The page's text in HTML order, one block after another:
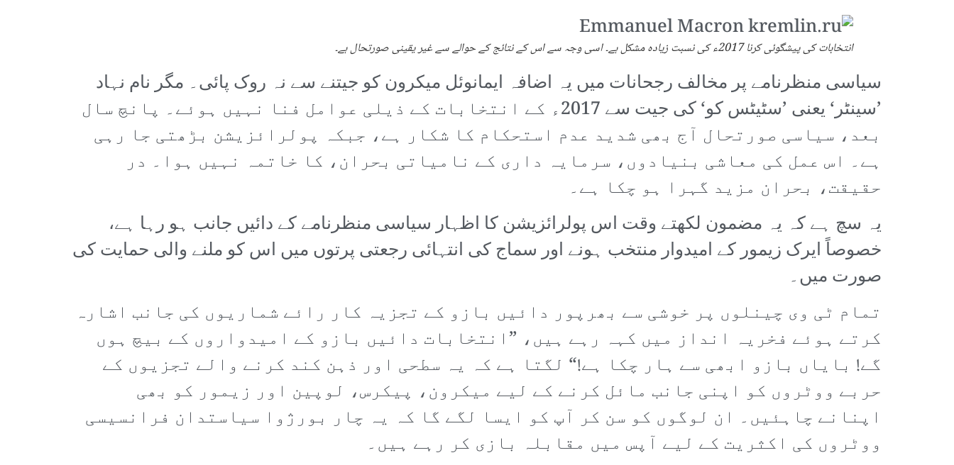
انتخابات کی پیشگوئی کرنا 2017ء کی نسبت زیادہ مشکل ہے۔ اسی وجہ سے اس کے نتائج کے حوالے سے غیر یقینی صورتحال ہے۔
سیاسی منظرنامے پر مخالف رجحانات میں یہ اضافہ ایمانوئل میکرون کو جیتنے سے نہ روک پائی۔ مگر نام نہاد
’سینٹر‘ یعنی ’سٹیٹس کو‘ کی جیت سے 2017ء کے انتخابات کے ذیلی عوامل فنا نہیں ہوئے۔ پانچ سال
بعد، سیاسی صورتحال آج بھی شدید عدم استحکام کا شکار ہے، جبکہ پولرائزیشن بڑھتی جا رہی
ہے۔ اس عمل کی معاشی بنیادوں، سرمایہ داری کے نامیاتی بحران، کا خاتمہ نہیں ہوا۔ در
حقیقت، بحران مزید گہرا ہو چکا ہے۔
یہ سچ ہے کہ یہ مضمون لکھتے وقت اس پولرائزیشن کا اظہار سیاسی منظرنامے کے دائیں جانب ہو رہا ہے،
خصوصاً ایرک زیمور کے امیدوار منتخب ہونے اور سماج کی انتہائی رجعتی پرتوں میں اس کو ملنے والی حمایت کی
صورت میں۔
تمام ٹی وی چینلوں پر خوشی سے بھرپور دائیں بازو کے تجزیہ کار رائے شماریوں کی جانب اشارہ
کرتے ہوئے فخریہ انداز میں کہہ رہے ہیں، ”انتخابات دائیں بازو کے امیدواروں کے بیچ ہوں
گے! بایاں بازو ابھی سے ہار چکا ہے!“ لگتا ہے کہ یہ سطحی اور ذہن کند کرنے والے تجزیوں کے
حربے ووٹروں کو اپنی جانب مائل کرنے کے لیے میکرون، پیکرس، لوپین اور زیمور کو بھی
اپنانے چاہئیں۔ ان لوگوں کو سن کر آپ کو ایسا لگے گا کہ یہ چار بورژوا سیاستدان فرانسیسی
ووٹروں کی اکثریت کے لیے آپس میں مقابلہ بازی کر رہے ہیں۔